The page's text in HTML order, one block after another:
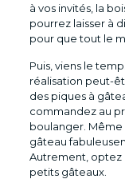
à vos invités, la
pourrez laisser à
pour que tout le
Puis, viens le
réalisation peut-
des piques à
commandez au
boulanger. Même
gâteau
Autrement, optez
petits gâteaux.